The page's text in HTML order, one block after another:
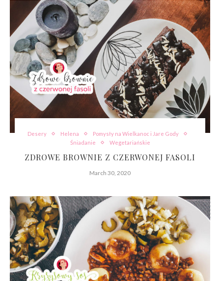
Desery Helena
Pomysły na Wielkanoc i Jare Gody
Śniadanie
Wegetariańskie
ZDROWE BROWNIE Z CZERWONEJ FASOLI
March 30, 2020